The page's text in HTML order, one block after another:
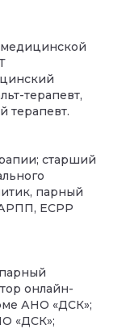
медицинской
терапевт,
терапевт.
старший
парный
ECPP
онлайн-
АНО «ДСК»;
«ДСК»;